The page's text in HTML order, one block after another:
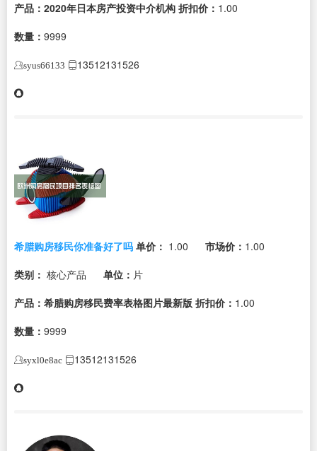
产品：2020年日本房产投资中介机构 折扣价： 1.00
数量： 9999
syus66133 13512131526
希腊购房移民你准备好了吗 单价： 1.00 市场价： 1.00
类别： 核心产品 单位： 片
产品：希腊购房移民费率表格图片最新版 折扣价： 1.00
数量： 9999
syxl0e8ac 13512131526